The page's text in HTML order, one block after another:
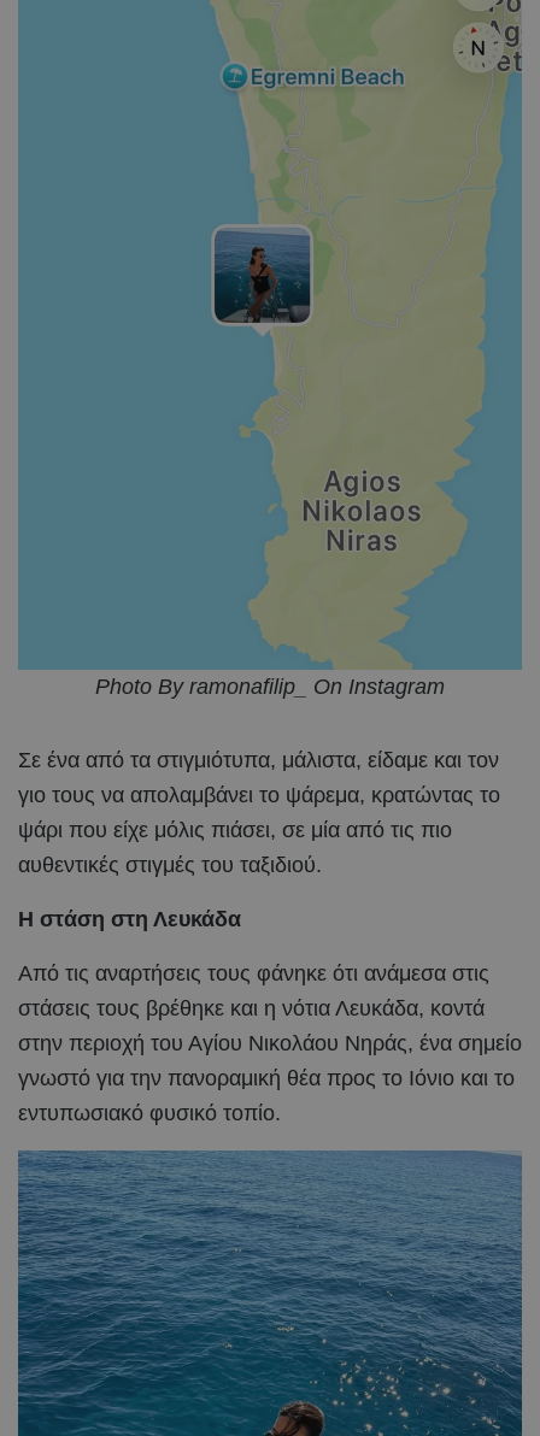
Photo By ramonafilip_ On Instagram
Σε ένα από τα στιγμιότυπα, μάλιστα, είδαμε και τον
γιο τους να απολαμβάνει το ψάρεμα, κρατώντας το
ψάρι που είχε μόλις πιάσει, σε μία από τις πιο
αυθεντικές στιγμές του ταξιδιού.
Η στάση στη Λευκάδα
Από τις αναρτήσεις τους φάνηκε ότι ανάμεσα στις
στάσεις τους βρέθηκε και η νότια Λευκάδα, κοντά
στην περιοχή του Αγίου Νικολάου Νηράς, ένα σημείο
γνωστό για την πανοραμική θέα προς το Ιόνιο και το
εντυπωσιακό φυσικό τοπίο.